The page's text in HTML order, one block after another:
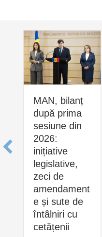
MAN, bilanț
după prima
sesiune din
2026:
inițiative
legislative,
zeci de
amendament
e și sute de
întâlniri cu
cetățenii